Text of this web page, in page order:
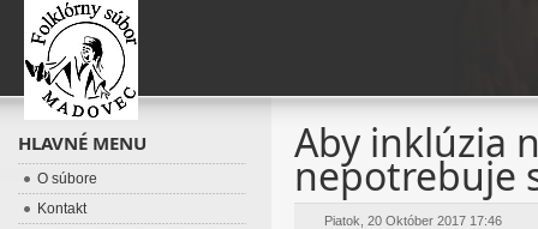
Aby inklúzia
nepotrebuje
Piatok, 20 Október 2017 17:46
HLAVNÉ MENU
O súbore
Kontakt